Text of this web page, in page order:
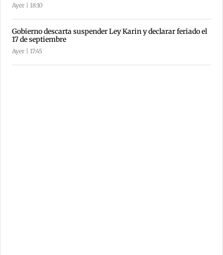
Ayer | 18:10
Gobierno descarta suspender Ley Karin y declarar feriado el
17 de septiembre
Ayer | 17:45